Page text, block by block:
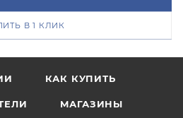
В 1 КЛИК
КАК КУПИТЬ
МАГАЗИНЫ